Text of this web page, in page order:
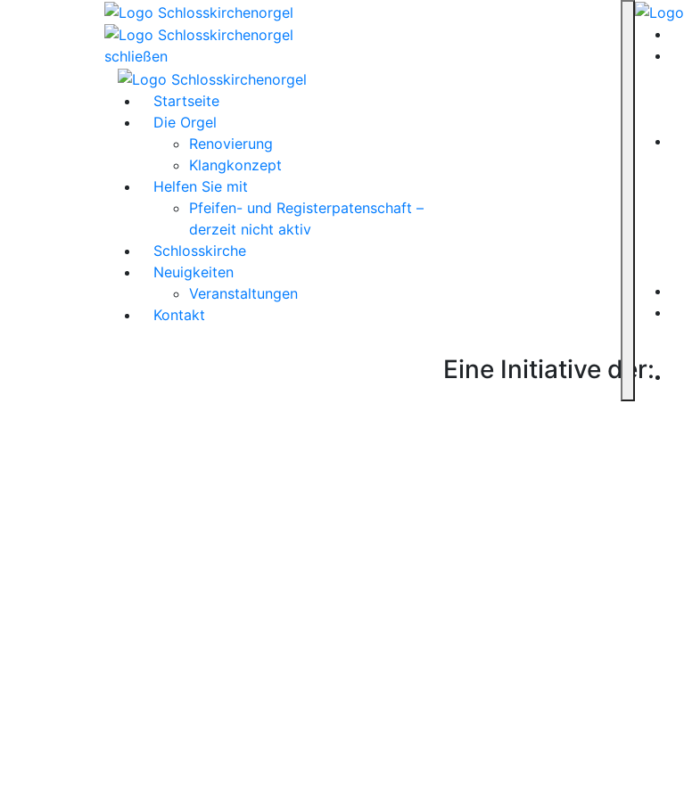
schließen
Startseite
Die Orgel
Renovierung
Klangkonzept
Helfen Sie mit
Pfeifen- und Registerpatenschaft –
derzeit nicht aktiv
Schlosskirche
Neuigkeiten
Veranstaltungen
Kontakt
Eine Initiative der: